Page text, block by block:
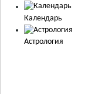
Календарь
Астрология